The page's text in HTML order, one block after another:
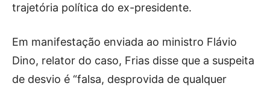
trajetória política do ex-presidente.
Em manifestação enviada ao ministro Flávio
Dino, relator do caso, Frias disse que a suspeita
de desvio é “falsa, desprovida de qualquer